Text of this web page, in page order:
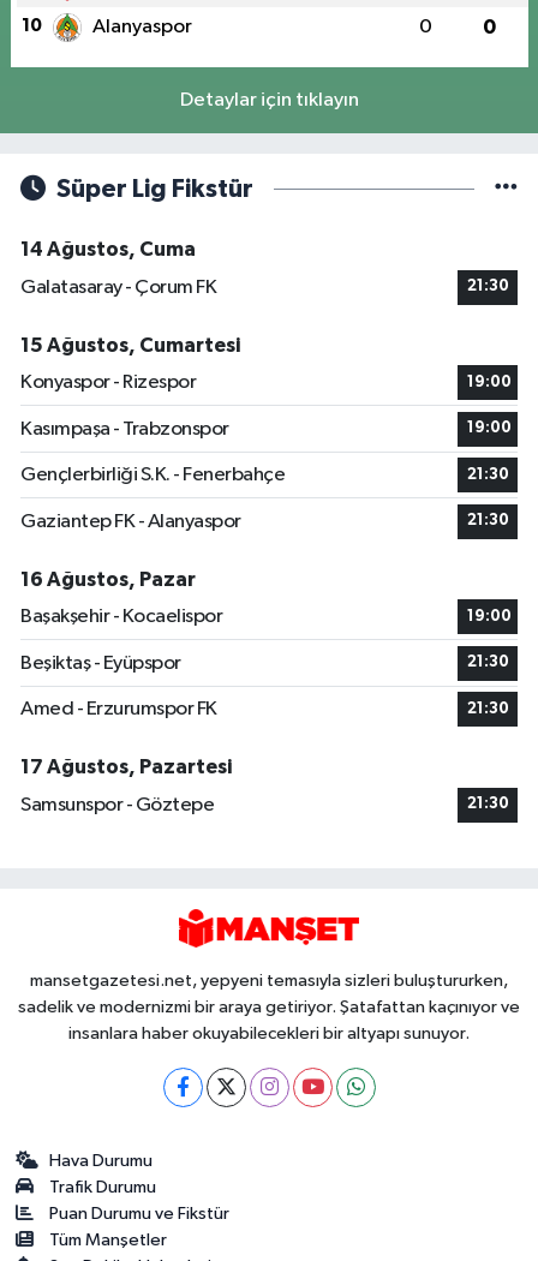
10 Alanyaspor 0 0
Detaylar için tıklayın
Süper Lig Fikstür
14 Ağustos, Cuma
Galatasaray - Çorum FK
21:30
15 Ağustos, Cumartesi
Konyaspor - Rizespor
19:00
Kasımpaşa - Trabzonspor 19:00
Gençlerbirliği S.K. - Fenerbahçe 21:30
Gaziantep FK - Alanyaspor 21:30
16 Ağustos, Pazar
Başakşehir - Kocaelispor
19:00
Beşiktaş - Eyüpspor 21:30
Amed - Erzurumspor FK 21:30
17 Ağustos, Pazartesi
Samsunspor - Göztepe
21:30
mansetgazetesi.net, yepyeni temasıyla sizleri buluştururken,
sadelik ve modernizmi bir araya getiriyor. Şatafattan kaçınıyor ve
insanlara haber okuyabilecekleri bir altyapı sunuyor.
Hava Durumu
Trafik Durumu
Puan Durumu ve Fikstür
Tüm Manşetler